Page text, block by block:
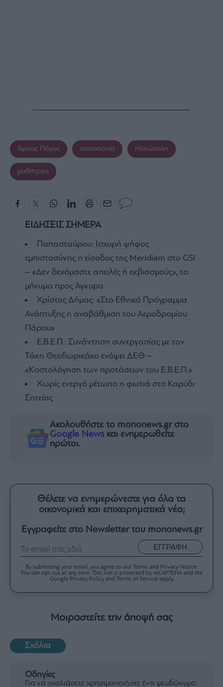
Άρειος Πάγος αυτοκτονία Ηλιούπολη
μαθήτριες
ΕΙΔΗΣΕΙΣ ΣΗΜΕΡΑ
Παπασταύρου: Ισχυρή ψήφος
εμπιστοσύνης η είσοδος της Meridiam στο GSI
– «Δεν δεχόμαστε απειλές ή εκβιασμούς», το
μήνυμα προς Άγκυρα
Χρίστος Δήμας: «Στο Εθνικό Πρόγραμμα
Ανάπτυξης η αναβάθμιση του Αεροδρομίου
Πάρου»
Ε.Β.Ε.Π.: Συνάντηση συνεργασίας με τον
Τάκη Θεοδωρικάκο ενόψει ΔΕΘ –
«Κοστολόγηση των προτάσεων του Ε.Β.Ε.Π.»
Χωρίς ενεργό μέτωπο η φωτιά στο Καρύδι
Σητείας
Ακολουθήστε το mononews.gr στο
Google News και ενημερωθείτε
πρώτοι.
Θέλετε να ενημερώνεστε για όλα τα
οικονομικά και επιχειρηματικά νέα;
Εγγραφείτε στο Newsletter του mononews.gr
ΕΓΓΡΑΦΗ
By submitting your email, you agree to our Terms and Privacy Notice.
You can opt out at any time. This site is protected by reCAPTCHA and the
Google Privacy Policy and Terms of Service apply.
Μοιραστείτε την άποψή σας
Σχόλια
Οδηγίες
Για να σχολιάσετε χρησιμοποιήστε ένα ψευδώνυμο.